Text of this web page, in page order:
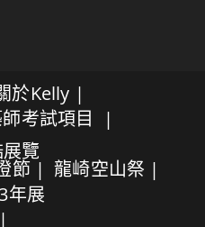
於Kelly
考試項目
覽
節
龍崎空山祭
年展